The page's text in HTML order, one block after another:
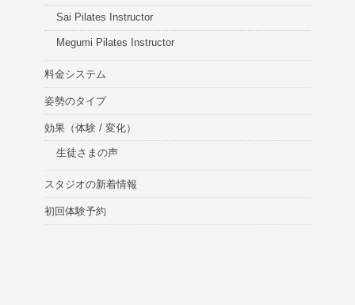
Sai Pilates Instructor
Megumi Pilates Instructor
料金システム
姿勢のタイプ
効果（体験 / 変化）
生徒さまの声
スタジオの新着情報
初回体験予約